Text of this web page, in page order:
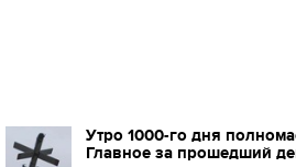
Утро 1000-го дня
Главное за прошедший